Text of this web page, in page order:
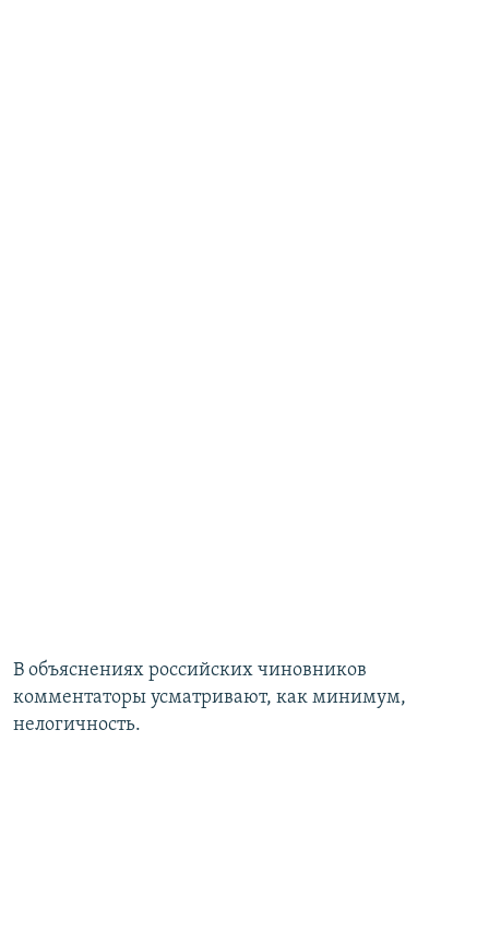
В объяснениях российских чиновников
комментаторы усматривают, как минимум,
нелогичность.